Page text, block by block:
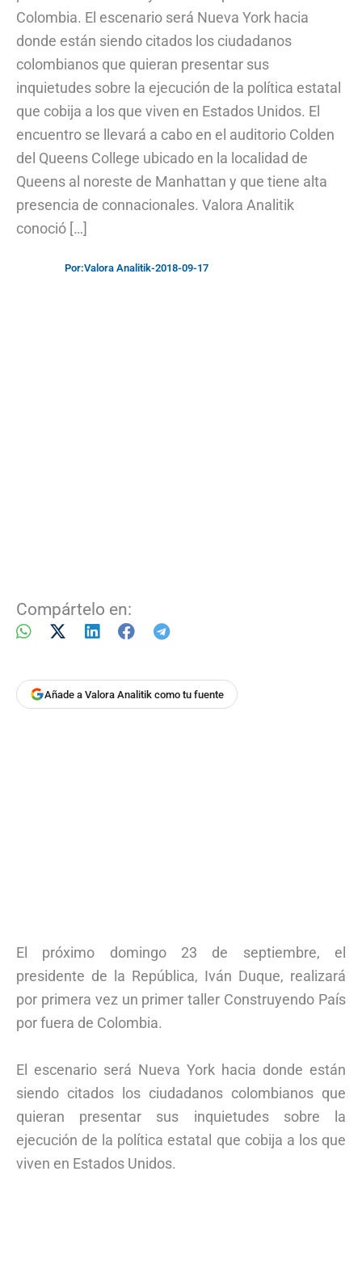
Colombia. El escenario será Nueva York hacia
donde están siendo citados los ciudadanos
colombianos que quieran presentar sus
inquietudes sobre la ejecución de la política estatal
que cobija a los que viven en Estados Unidos. El
encuentro se llevará a cabo en el auditorio Colden
del Queens College ubicado en la localidad de
Queens al noreste de Manhattan y que tiene alta
presencia de connacionales. Valora Analitik
conoció […]
Por:Valora Analitik-2018-09-17
Compártelo en:
Añade a Valora Analitik como tu fuente
El próximo domingo 23 de septiembre, el
presidente de la República, Iván Duque, realizará
por primera vez un primer taller Construyendo País
por fuera de Colombia.
El escenario será Nueva York hacia donde están
siendo citados los ciudadanos colombianos que
quieran presentar sus inquietudes sobre la
ejecución de la política estatal que cobija a los que
viven en Estados Unidos.